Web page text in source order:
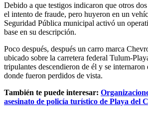
Debido a que testigos indicaron que otros
el intento de fraude, pero huyeron en un
Seguridad Pública municipal activó un
base en su descripción.
Poco después, después un carro marca
ubicado sobre la carretera federal Tulum-
tripulantes descendieron de él y se internaron
donde fueron perdidos de vista.
También te puede interesar:
asesinato de policía turístico de Playa del